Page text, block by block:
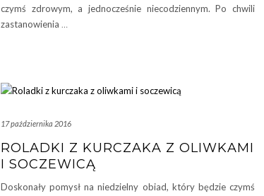
czymś zdrowym, a jednocześnie niecodziennym. Po chwili
zastanowienia …
17 października 2016
ROLADKI Z KURCZAKA Z OLIWKAMI
I SOCZEWICĄ
Doskonały pomysł na niedzielny obiad, który będzie czymś